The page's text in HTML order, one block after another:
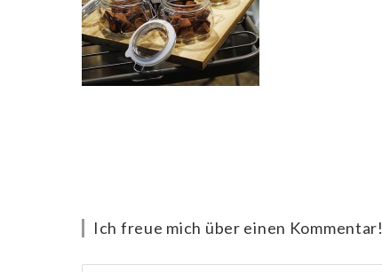
Ich freue mich über einen Kommentar!